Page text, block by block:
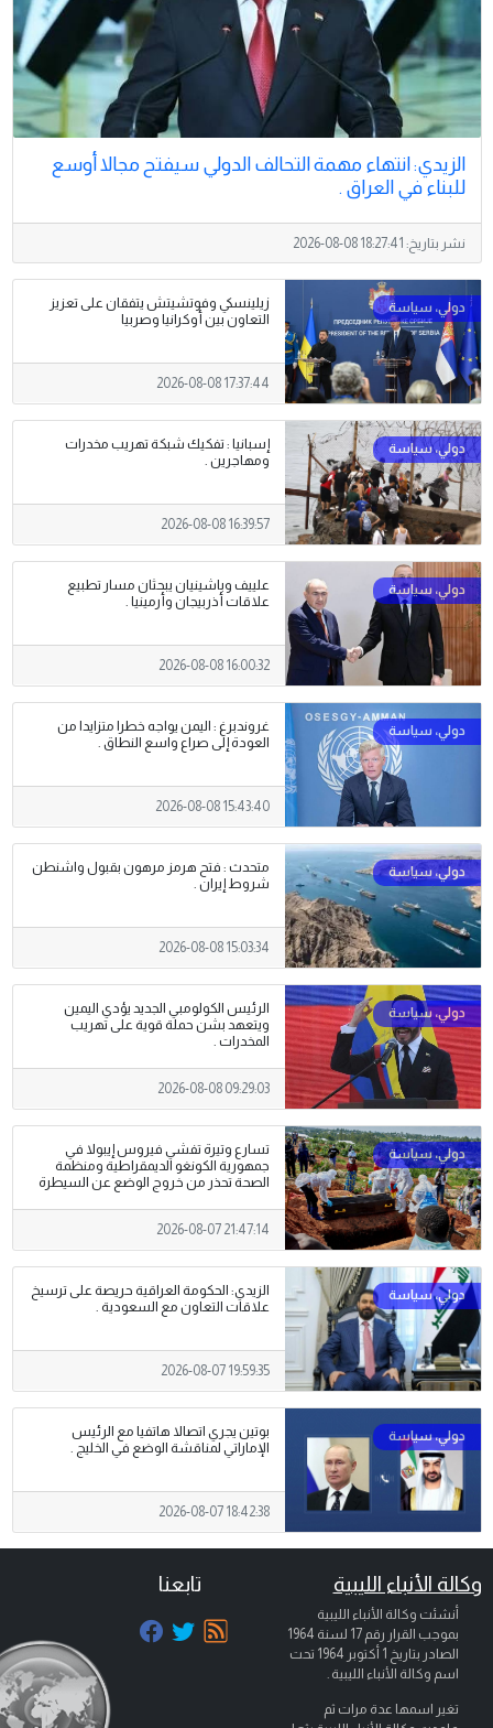
الزيدي: انتهاء مهمة التحالف الدولي سيفتح مجالا أوسع
للبناء في العراق .
نشر بتاريخ: 2026-08-08 18:27:41
زيلينسكي وفوتشيتش يتفقان على تعزيز
التعاون بين أوكرانيا وصربيا
2026-08-08 17:37:44
إسبانيا : تفكيك شبكة تهريب مخدرات
ومهاجرين .
2026-08-08 16:39:57
علييف وباشينيان يبحثان مسار تطبيع
علاقات أذربيجان وأرمينيا .
2026-08-08 16:00:32
غروندبرغ : اليمن يواجه خطرا متزايدا من
العودة إلى صراع واسع النطاق .
2026-08-08 15:43:40
متحدث : فتح هرمز مرهون بقبول واشنطن
شروط إيران .
2026-08-08 15:03:34
الرئيس الكولومبي الجديد يؤدي اليمين
ويتعهد بشن حملة قوية على تهريب
‌المخدرات .
2026-08-08 09:29:03
تسارع وتيرة تفشي فيروس إيبولا في
جمهورية الكونغو الديمقراطية ومنظمة
الصحة تحذر من خروج الوضع عن السيطرة
2026-08-07 21:47:14
الزيدي: الحكومة العراقية حريصة على ترسيخ
علاقات التعاون مع السعودية .
2026-08-07 19:59:35
بوتين يجري اتصالا هاتفيا مع الرئيس
الإماراتي لمناقشة الوضع في الخليج .
2026-08-07 18:42:38
وكالة الأنباء الليبية
أنشئت وكالة الأنباء الليبية
بموجب القرار رقم 17 لسنة 1964
الصادر بتاريخ 1 أكتوبر 1964
تحت
اسم وكالة الأنباء الليبية .
تغير اسمها عدة مرات ثم
تابعنا